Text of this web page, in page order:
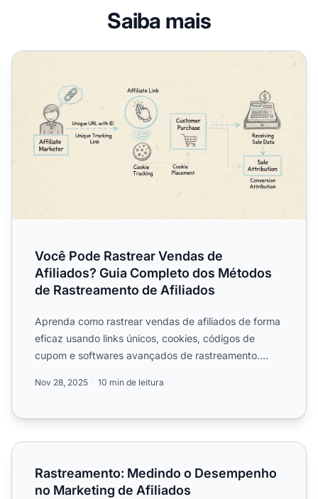
Saiba mais
Você Pode Rastrear Vendas de Afiliados? Guia
Você Pode Rastrear Vendas de
Afiliados? Guia Completo dos Métodos
de Rastreamento de Afiliados
Aprenda como rastrear vendas de afiliados de forma
eficaz usando links únicos, cookies, códigos de
cupom e softwares avançados de rastreamento.
Nov 28, 2025 10 min de leitura
Rastreamento: Medindo o Desempenho no Marketing de
Rastreamento: Medindo o Desempenho
no Marketing de Afiliados